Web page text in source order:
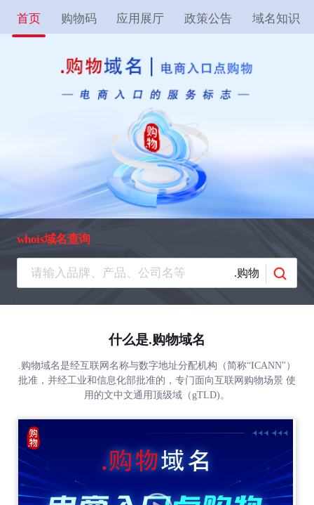
首页 购物码 应用展厅 政策公告 域名知识
whois域名查询
.购物
什么是.购物域名
.购物域名是经互联网名称与数字地址分配机构（简称“ICANN"）
批准，并经工业和信息化部批准的，专门面向互联网购物场景 使
用的文中文通用顶级域（gTLD)。